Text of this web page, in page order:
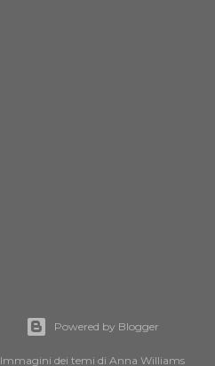
Powered by Blogger
Immagini dei temi di Anna Williams